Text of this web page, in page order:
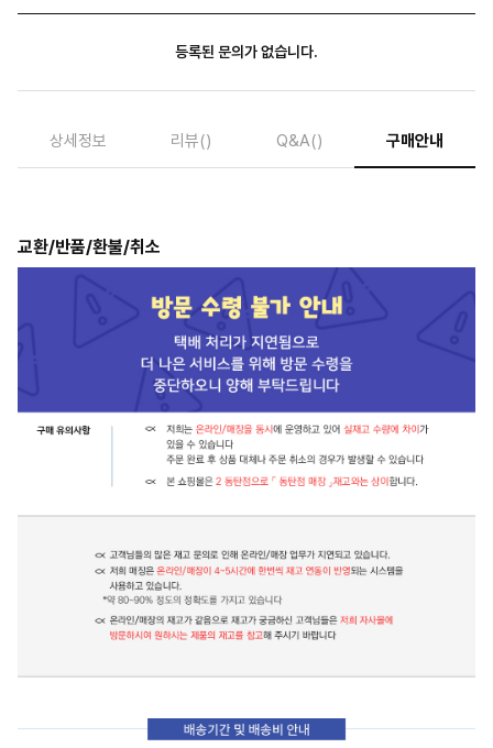
등록된 문의가 없습니다.
상세정보 리뷰() Q&A() 구매안내
교환/반품/환불/취소